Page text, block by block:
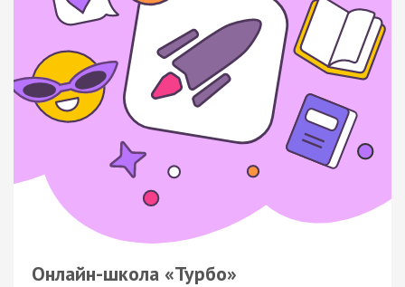
Онлайн-школа «Турбо»